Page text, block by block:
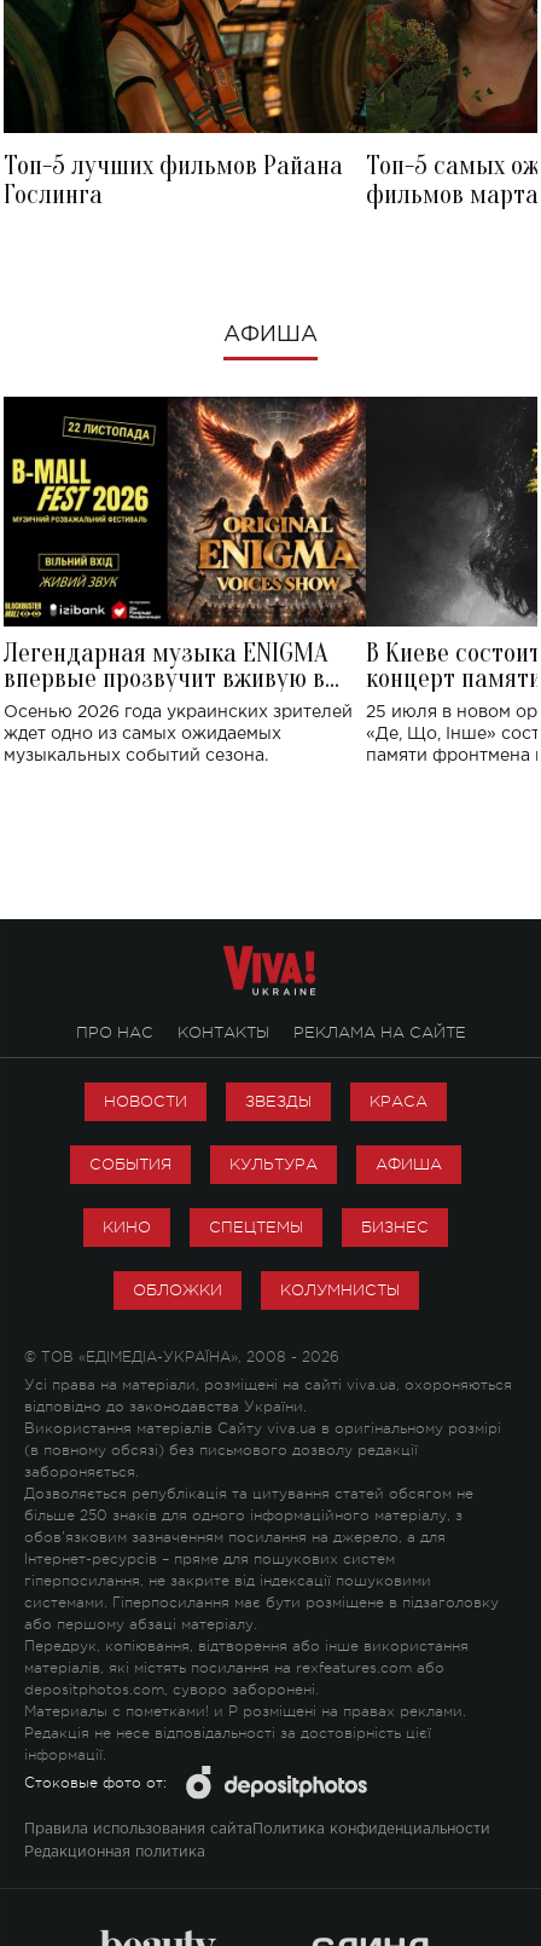
Топ-5 лучших фильмов Райана
Гослинга
Топ-5 самых
фильмов
АФИША
Легендарная музыка ENIGMA
впервые прозвучит вживую в
Украине: где состоится концерт
Осенью 2026 года украинских зрителей
ждет одно из самых ожидаемых
музыкальных событий сезона.
В Киеве
концерт
Клименко:
исполнят песни
25 июля в новом
«Де, Що, Інше»
памяти фронтмена
ПРО НАС КОНТАКТЫ РЕКЛАМА НА САЙТЕ
НОВОСТИ ЗВЕЗДЫ КРАСА
СОБЫТИЯ КУЛЬТУРА АФИША
КИНО СПЕЦТЕМЫ БИЗНЕС
ОБЛОЖКИ КОЛУМНИСТЫ
© ТОВ «ЕДІМЕДІА-УКРАЇНА», 2008 - 2026
Усі права на матеріали, розміщені на сайті viva.ua, охороняються
відповідно до законодавства України.
Використання матеріалів Сайту viva.ua в оригінальному розмірі
(в повному обсязі) без письмового дозволу редакції
забороняється.
Дозволяється републікація та цитування статей обсягом не
більше 250 знаків для одного інформаційного матеріалу, з
обов'язковим зазначенням посилання на джерело, а для
Інтернет-ресурсів – пряме для пошукових систем
гіперпосилання, не закрите від індексації пошуковими
системами. Гіперпосилання має бути розміщене в підзаголовку
або першому абзаці матеріалу.
Передрук, копіювання, відтворення або інше використання
матеріалів, які містять посилання на rexfeatures.com або
depositphotos.com, суворо заборонені.
Материалы с пометками! и P розміщені на правах реклами.
Редакція не несе відповідальності за достовірність цієї
інформації.
Стоковые фото от:
Правила использования сайта Политика конфиденциальности
Редакционная политика